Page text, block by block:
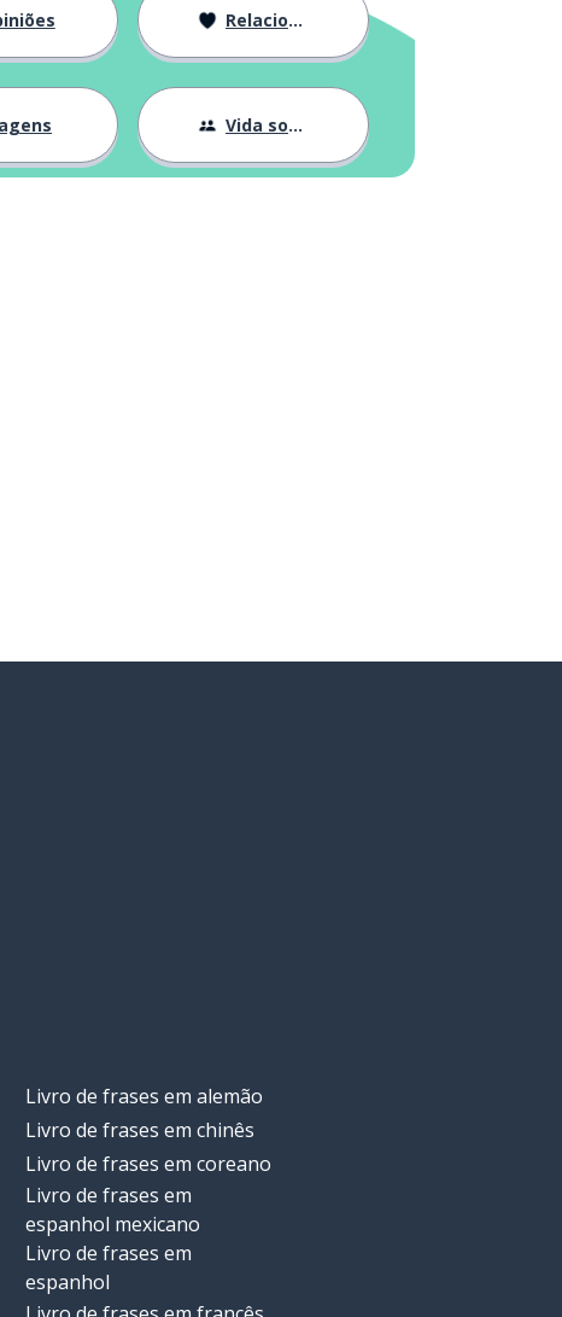
Relacionamentos
Vida social
Livro de frases em alemão
Livro de frases em chinês
Livro de frases em coreano
Livro de frases em
espanhol mexicano
Livro de frases em
espanhol